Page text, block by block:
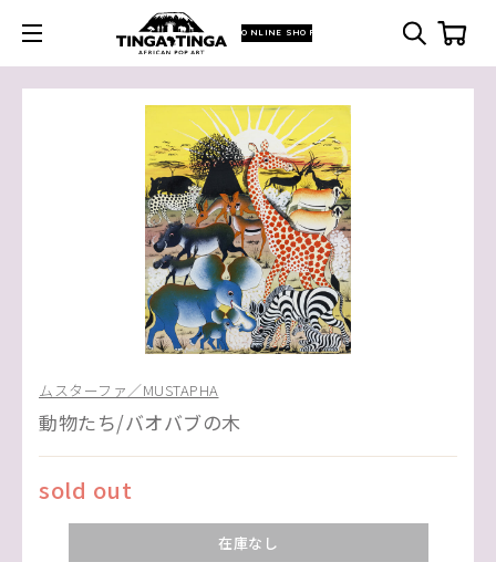
ONLINE SHOP
ムスターファ／MUSTAPHA
動物たち/バオバブの木
sold out
在庫なし